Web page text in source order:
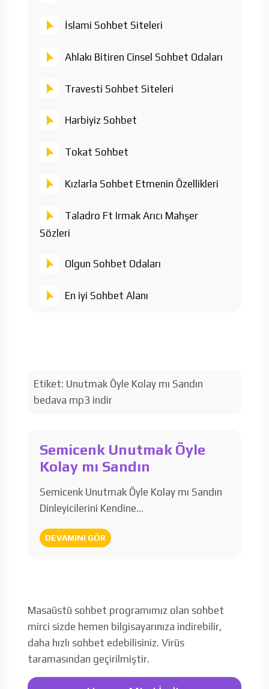
İslami Sohbet Siteleri
Ahlakı Bitiren Cinsel Sohbet Odaları
Travesti Sohbet Siteleri
Harbiyiz Sohbet
Tokat Sohbet
Kızlarla Sohbet Etmenin Özellikleri
Taladro Ft Irmak Arıcı Mahşer
Sözleri
Olgun Sohbet Odaları
En iyi Sohbet Alanı
Etiket: Unutmak Öyle Kolay mı Sandın
bedava mp3 indir
Semicenk Unutmak Öyle
Kolay mı Sandın
Semicenk Unutmak Öyle Kolay mı Sandın
Dinleyicilerini Kendine…
DEVAMINI GÖR
Masaüstü sohbet programımız olan sohbet
mirci sizde hemen bilgisayarınıza indirebilir,
daha hızlı sohbet edebilisiniz. Virüs
taramasından geçirilmiştir.